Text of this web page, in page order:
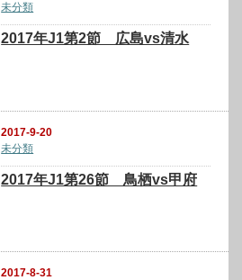
未分類
2017年J1第2節 広島vs清水
2017-9-20
未分類
2017年J1第26節 鳥栖vs甲府
2017-8-31